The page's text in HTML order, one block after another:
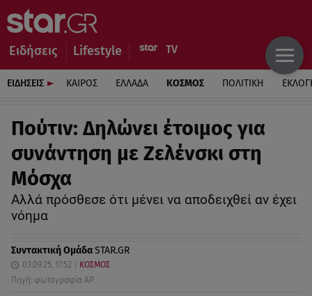
Ειδήσεις Lifestyle
ΕΙΔΗΣΕΙΣ ΚΑΙΡΟΣ ΕΛΛΑΔΑ ΚΟΣΜΟΣ ΠΟΛΙΤΙΚΗ
Πούτιν: Δηλώνει έτοιμος για
συνάντηση με Ζελένσκι στη
Μόσχα
Αλλά πρόσθεσε ότι μένει να αποδειχθεί αν έχει
νόημα
Συντακτική ΟμάδαSTAR.GR
03.09.25, 17:52
ΚΟΣΜΟΣ
Πηγή: φωτογραφία AP